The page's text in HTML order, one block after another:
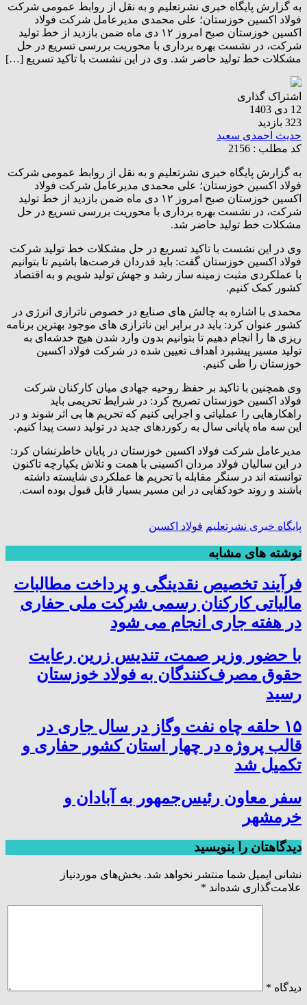
به گزارش پایگاه خبری نشرتعلیم و به نقل از روابط عمومی شرکت
فولاد اکسین خوزستان؛ علی محمدی مدیرعامل شرکت فولاد
اکسین خوزستان صبح امروز ۱۲ دی ماه ضمن بازدید از خط تولید
شرکت، در نشست بهره برداری با محوریت بررسی تسریع در حل
مشکلات خط تولید حاضر شد. وی در این نشست با تاکید تسریع […]
اشتراک گذاری
12 دی 1403
323 بازدید
حدیث احمدی سعید
کد مطلب : 2156
به گزارش پایگاه خبری نشرتعلیم و به نقل از روابط عمومی شرکت
فولاد اکسین خوزستان؛ علی محمدی مدیرعامل شرکت فولاد
اکسین خوزستان صبح امروز ۱۲ دی ماه ضمن بازدید از خط تولید
شرکت، در نشست بهره برداری با محوریت بررسی تسریع در حل
مشکلات خط تولید حاضر شد.
وی در این نشست با تاکید تسریع در حل مشکلات خط تولید شرکت
فولاد اکسین خوزستان گفت: باید قدردان فرصت‌ها باشیم تا بتوانیم
با عملکردی مثبت زمینه ساز رشد و جهش تولید شویم و به اقتصاد
کشور کمک کنیم.
محمدی با اشاره به چالش های صنایع در خصوص ناترازی انرژی در
کشور عنوان کرد: باید در برابر این ناترازی های موجود بهترین برنامه
ریزی ها را انجام دهیم تا بتوانیم بدون وارد شدن هیچ خدشه‌ای به
تولید مسیر پیشبرد اهداف تعیین شده در شرکت فولاد اکسین
خوزستان را طی کنیم.
وی همچنین با تاکید بر حفظ روحیه جهادی میان کارکنان شرکت
فولاد اکسین خوزستان تصریح کرد: در شرایط تحریمی باید
راهکارهایی را عملیاتی و اجرایی کنیم که تحریم ها بی اثر شوند و در
این سه ماه پایانی سال به رکوردهای جدید در تولید دست پیدا کنیم.
مدیرعامل شرکت فولاد اکسین خوزستان در پایان خاطرنشان کرد:
در این سالیان فولاد مردان اکسینی با همت و تلاش یکپارچه تاکنون
توانسته اند در سنگر مقابله با تحریم ها عملکردی شایسته داشته
باشند و روند خودکفایی در این مسیر بسیار قابل قبول بوده است.
پایگاه خبری نشرتعلیم فولاد اکسین
نوشته های مشابه
فرآیند تخصیص نقدینگی و پرداخت مطالبات
مالیاتی کارکنان رسمی شرکت ملی حفاری
در هفته جاری انجام می شود
با حضور وزیر صمت، تندیس زرین رعایت
حقوق مصرف‌کنندگان به فولاد خوزستان
رسید
۱۵ حلقه چاه نفت وگاز در سال جاری در
قالب پروژه در چهار استان کشور حفاری و
تکمیل شد
سفر معاون رئیس‌جمهور به آبادان و
خرمشهر
دیدگاهتان را بنویسید
نشانی ایمیل شما منتشر نخواهد شد. بخش‌های موردنیاز
علامت‌گذاری شده‌اند *
دیدگاه *